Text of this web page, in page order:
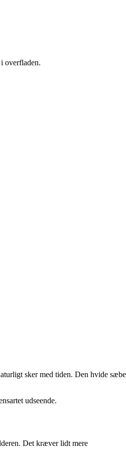
overfladen.
sker med tiden. Den hvide sæbe
udseende.
Det kræver lidt mere